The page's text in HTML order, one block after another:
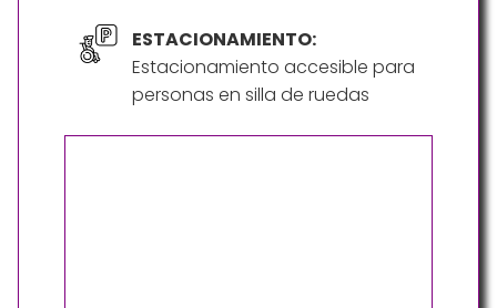
ESTACIONAMIENTO:
Estacionamiento accesible para
personas en silla de ruedas